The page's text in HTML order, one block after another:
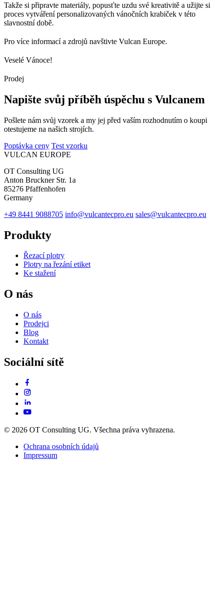
Takže si připravte materiály, popusťte uzdu své kreativitě a užijte si
proces vytváření personalizovaných vánočních krabiček v této
slavnostní době.
Pro více informací a zdrojů navštivte Vulcan Europe.
Veselé Vánoce!
Prodej
Napište svůj příběh úspěchu s Vulcanem
Pošlete nám svůj vzorek a my jej před vaším rozhodnutím o koupi
otestujeme na našich strojích.
Poptávka ceny Test vzorku
VULCAN EUROPE
OT Consulting UG
Anton Bruckner Str. 1a
85276 Pfaffenhofen
Germany
+49 8441 9088705 info@vulcantecpro.eu sales@vulcantecpro.eu
Produkty
Řezací plotry
Plotry na řezání etiket
Ke stažení
O nás
O nás
Prodejci
Blog
Kontakt
Sociální sítě
© 2026 OT Consulting UG. Všechna práva vyhrazena.
Ochrana osobních údajů
Impressum